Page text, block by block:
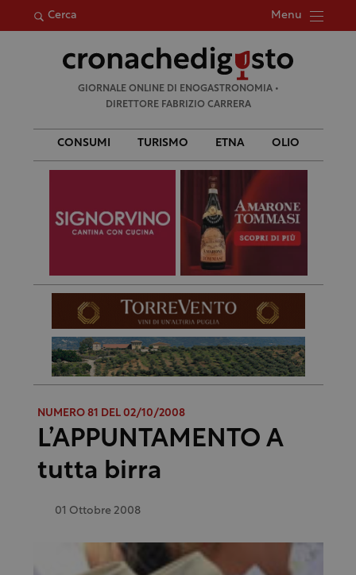
Cerca Menu
per:
GIORNALE ONLINE DI ENOGASTRONOMIA •
DIRETTORE FABRIZIO CARRERA
CONSUMI TURISMO ETNA OLIO
NUMERO 81 DEL 02/10/2008
L’APPUNTAMENTO A
tutta birra
01 Ottobre 2008